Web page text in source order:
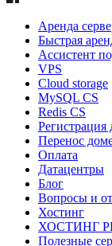
Аренда
Быстрая
Ассистент
VPS
Cloud storage
MySQL CS
Redis CS
Регистрация
Перенос
Оплата
Датацентры
Блог
Вопросы и
Хостинг
ХОСТИНГ
Полезные